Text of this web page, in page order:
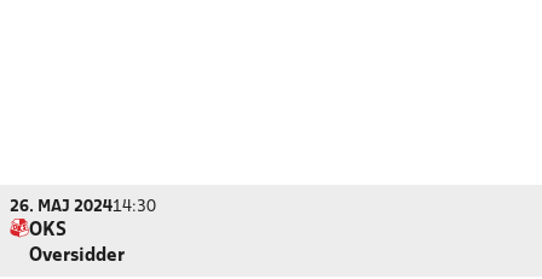
26. MAJ 202414:30
OKS
Oversidder